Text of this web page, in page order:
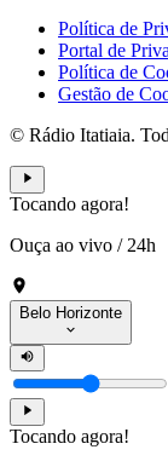
Política de
Portal de
Política de
Gestão de
© Rádio Itatiaia.
Tocando agora!
Ouça ao vivo / 24h
Belo Horizonte
Tocando agora!